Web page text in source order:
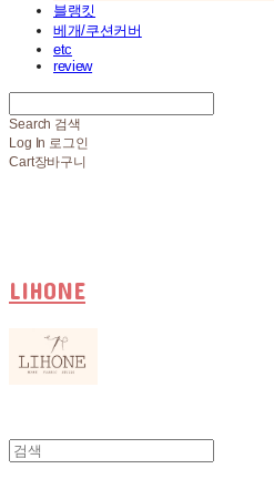
블랭킷
베개/쿠션커버
etc
review
Search 검색
Log In 로그인
Cart장바구니
LIHONE